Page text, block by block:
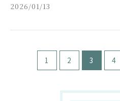
2026/01/13
1 2 3 4